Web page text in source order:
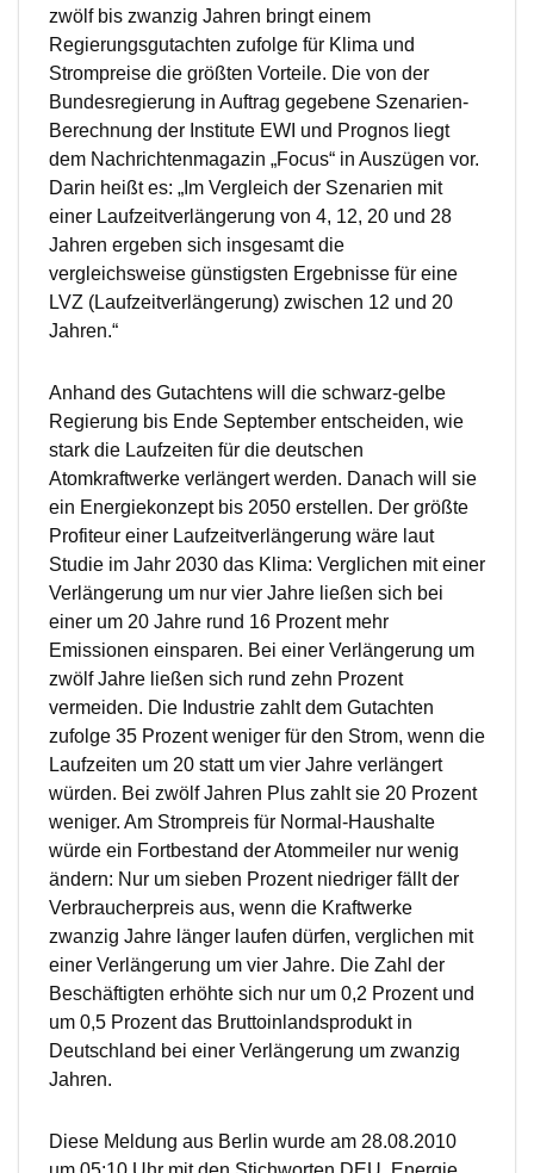
zwölf bis zwanzig Jahren bringt einem
Regierungsgutachten zufolge für Klima und
Strompreise die größten Vorteile. Die von der
Bundesregierung in Auftrag gegebene Szenarien-
Berechnung der Institute EWI und Prognos liegt
dem Nachrichtenmagazin „Focus“ in Auszügen vor.
Darin heißt es: „Im Vergleich der Szenarien mit
einer Laufzeitverlängerung von 4, 12, 20 und 28
Jahren ergeben sich insgesamt die
vergleichsweise günstigsten Ergebnisse für eine
LVZ (Laufzeitverlängerung) zwischen 12 und 20
Jahren.“
Anhand des Gutachtens will die schwarz-gelbe
Regierung bis Ende September entscheiden, wie
stark die Laufzeiten für die deutschen
Atomkraftwerke verlängert werden. Danach will sie
ein Energiekonzept bis 2050 erstellen. Der größte
Profiteur einer Laufzeitverlängerung wäre laut
Studie im Jahr 2030 das Klima: Verglichen mit einer
Verlängerung um nur vier Jahre ließen sich bei
einer um 20 Jahre rund 16 Prozent mehr
Emissionen einsparen. Bei einer Verlängerung um
zwölf Jahre ließen sich rund zehn Prozent
vermeiden. Die Industrie zahlt dem Gutachten
zufolge 35 Prozent weniger für den Strom, wenn die
Laufzeiten um 20 statt um vier Jahre verlängert
würden. Bei zwölf Jahren Plus zahlt sie 20 Prozent
weniger. Am Strompreis für Normal-Haushalte
würde ein Fortbestand der Atommeiler nur wenig
ändern: Nur um sieben Prozent niedriger fällt der
Verbraucherpreis aus, wenn die Kraftwerke
zwanzig Jahre länger laufen dürfen, verglichen mit
einer Verlängerung um vier Jahre. Die Zahl der
Beschäftigten erhöhte sich nur um 0,2 Prozent und
um 0,5 Prozent das Bruttoinlandsprodukt in
Deutschland bei einer Verlängerung um zwanzig
Jahren.
Diese Meldung aus Berlin wurde am 28.08.2010